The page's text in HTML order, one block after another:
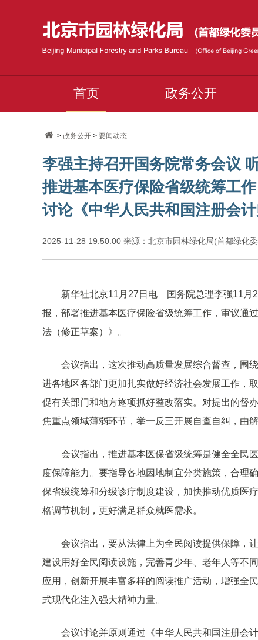
首页 政务公开
>政务公开 >要闻动态
李强主持召开国务院常务会议
推进基本医疗保险省级统筹工
讨论《中华人民共和国注册会计
2025-11-28 19:50:00 来源：北京市园林绿化局(首都绿化
新华社北京11月27日电 国务院总理李强11月
报，部署推进基本医疗保险省级统筹工作，审议通
法（修正草案）》。
会议指出，这次推动高质量发展综合督查，围
进各地区各部门更加扎实做好经济社会发展工作，
促有关部门和地方逐项抓好整改落实。对提出的督
焦重点领域薄弱环节，举一反三开展自查自纠，由
会议指出，推进基本医保省级统筹是健全全民
度保障能力。要指导各地因地制宜分类施策，合理
保省级统筹和分级诊疗制度建设，加快推动优质医
格调节机制，更好满足群众就医需求。
会议指出，要从法律上为全民阅读提供保障，
建设用好全民阅读设施，完善青少年、老年人等不
应用，创新开展丰富多样的阅读推广活动，增强全
式现代化注入强大精神力量。
会议讨论并原则通过《中华人民共和国注册会